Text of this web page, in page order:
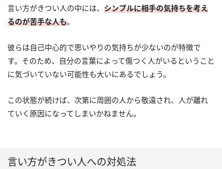
言い方がきつい人の中には、 シンプルに相手の気持ちを考え
るのが苦手な人も。
彼らは自己中心的で思いやりの気持ちが少ないのが特徴で
す。そのため、自分の言葉によって傷つく人がいるということ
に気づいていない可能性も大いにあるでしょう。
この状態が続けば、次第に周囲の人から敬遠され、人が離れ
ていく原因になってしまいかねません。
言い方がきつい人への対処法